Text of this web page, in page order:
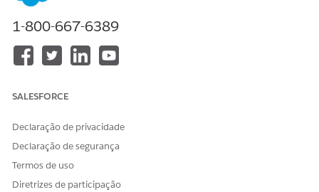
Configurar declarações de conformidade
que os representantes de campo sigam padrões
regulatórios e políticas da empresa durante interações
Imponha regras de negócios e requisitos regulatórios para
agendamento de visita, horário comercial e qualidade de
dados durante a assinatura ou envio da visita.
1-800-667-6389
SALESFORCE
Declaração de privacidade
Declaração de segurança
Termos de uso
Diretrizes de participação